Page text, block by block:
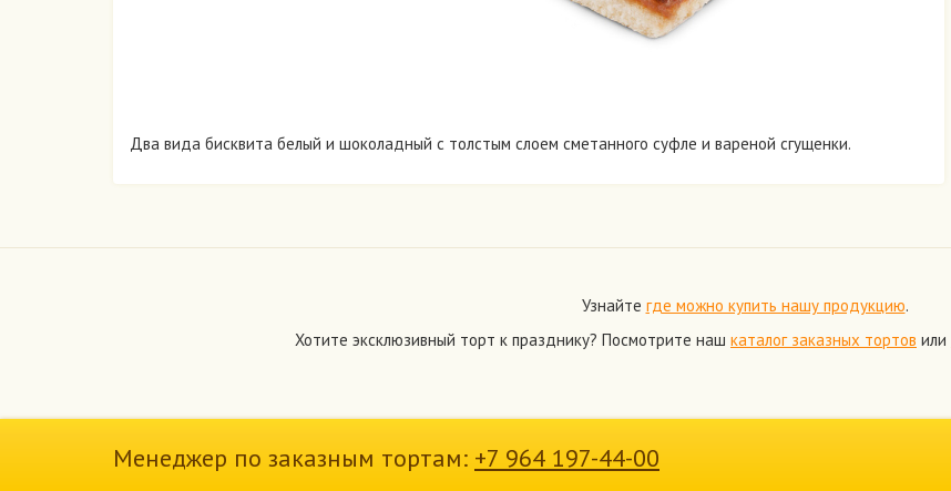
Два вида бисквита белый и шоколадный с толстым слоем сметанного суфле и вареной сгущенки.
Узнайте где можно купить нашу продукцию.
Хотите эксклюзивный торт к празднику? Посмотрите наш каталог заказных тортов или
Менеджер по заказным тортам: +7 964 197-44-00